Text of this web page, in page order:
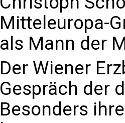
Mitteleuropa-
als Mann der
Der Wiener
Gespräch der
Besonders